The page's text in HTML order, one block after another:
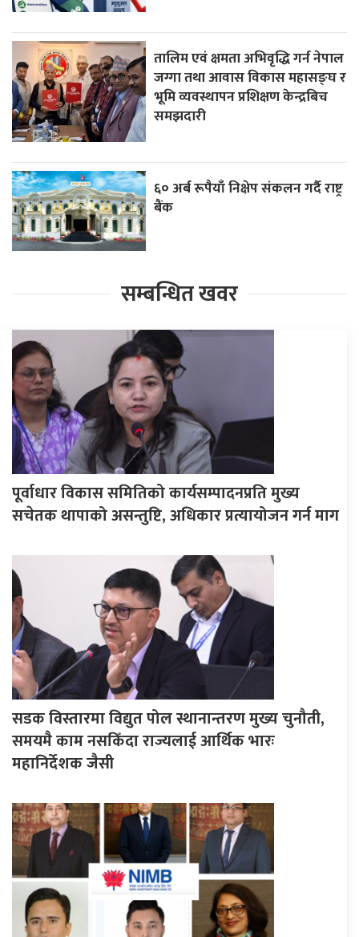
तालिम एवं क्षमता अभिवृद्धि गर्न नेपाल
जग्गा तथा आवास विकास महासङ्घ र
भूमि व्यवस्थापन प्रशिक्षण केन्द्रबिच
समझदारी
६० अर्ब रूपैयाँ निक्षेप संकलन गर्दै राष्ट्र
बैंक
सम्बन्धित खवर
पूर्वाधार विकास समितिको कार्यसम्पादनप्रति मुख्य
सचेतक थापाको असन्तुष्टि, अधिकार प्रत्यायोजन गर्न माग
सडक विस्तारमा विद्युत पोल स्थानान्तरण मुख्य चुनौती,
समयमै काम नसकिँदा राज्यलाई आर्थिक भारः
महानिर्देशक जैसी